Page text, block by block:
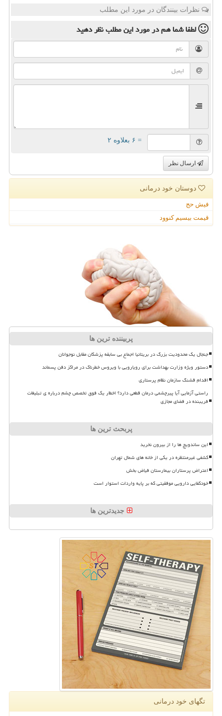
نظرات بینندگان در مورد این مطلب
لطفا شما همدر مورد این مطلبنظر دهید
= ۶ بعلاوه ۲
ارسال نظر
دوستان خود درمانی
فیش حج
قیمت بیسیم کنوود
پربیننده ترین ها
جنجال یک محدودیت بزرگ در بریتانیا اجماع بی سابقه پزشکان مقابل نوجوانان
دستور ویژه وزارت بهداشت برای رویارویی با ویروس خطرناک در مراکز دفن پسماند
اقدام قشنگ سازمان نظام پرستاری
راستی آزمایی آیا پیرچشمی درمان قطعی دارد؟ اخطار یک فوق تخصص چشم درباره ی تبلیغات
فریبنده در فضای مجازی
پربحث ترین ها
این ساندویچ ها را از بیرون نخرید
کشفی غیرمنتظره در یکی از خانه های شمال تهران
اعتراض پرستاران بیمارستان فیاض بخش
خودکفایی دارویی موفقیتی که بر پایه واردات استوار است
جدیدترین ها
تگهای خود درمانی